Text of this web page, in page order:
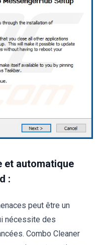
et automatique
:
peut être un
nécessite des
Combo Cleaner